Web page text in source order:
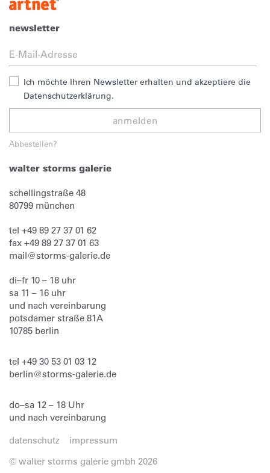
newsletter
Ich möchte Ihren Newsletter erhalten und akzeptiere die
Datenschutzerklärung.
anmelden
Abbestellen?
walter storms galerie
schellingstraße 48
80799 münchen
tel +49 89 27 37 01 62
fax +49 89 27 37 01 63
mail@storms-galerie.de
di–fr 10 – 18 uhr
sa 11 – 16 uhr
und nach vereinbarung
potsdamer straße 81A
10785 berlin
tel +49 30 53 01 03 12
berlin@storms-galerie.de
do–sa 12 – 18 Uhr
und nach vereinbarung
datenschutz
impressum
© walter storms galerie gmbh 2026